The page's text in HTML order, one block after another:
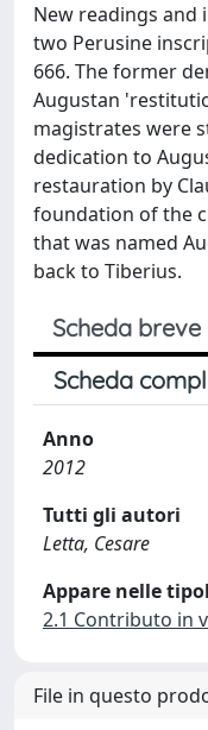
New readings
two Perusine
666. The former
Augustan
magistrates were
dedication to
restauration by
foundation of the
that was named
back to Tiberius.
Scheda breve
Scheda
Anno
2012
Tutti gli autori
Letta, Cesare
Appare nelle
2.1 Contributo in
File in questo